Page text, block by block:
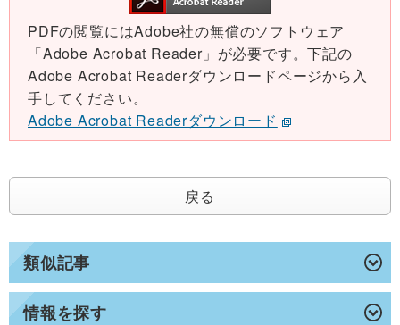
類似記事
情報を探す
PDFの閲覧にはAdobe社の無償のソフトウェア
「Adobe Acrobat Reader」が必要です。下記の
Adobe Acrobat Readerダウンロードページから入
手してください。
Adobe Acrobat Readerダウンロード
戻る